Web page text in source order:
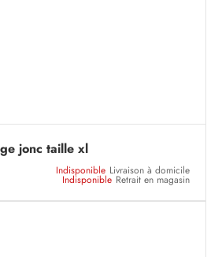
jonc taille xl
Indisponible Livraison à domicile
Indisponible Retrait en magasin